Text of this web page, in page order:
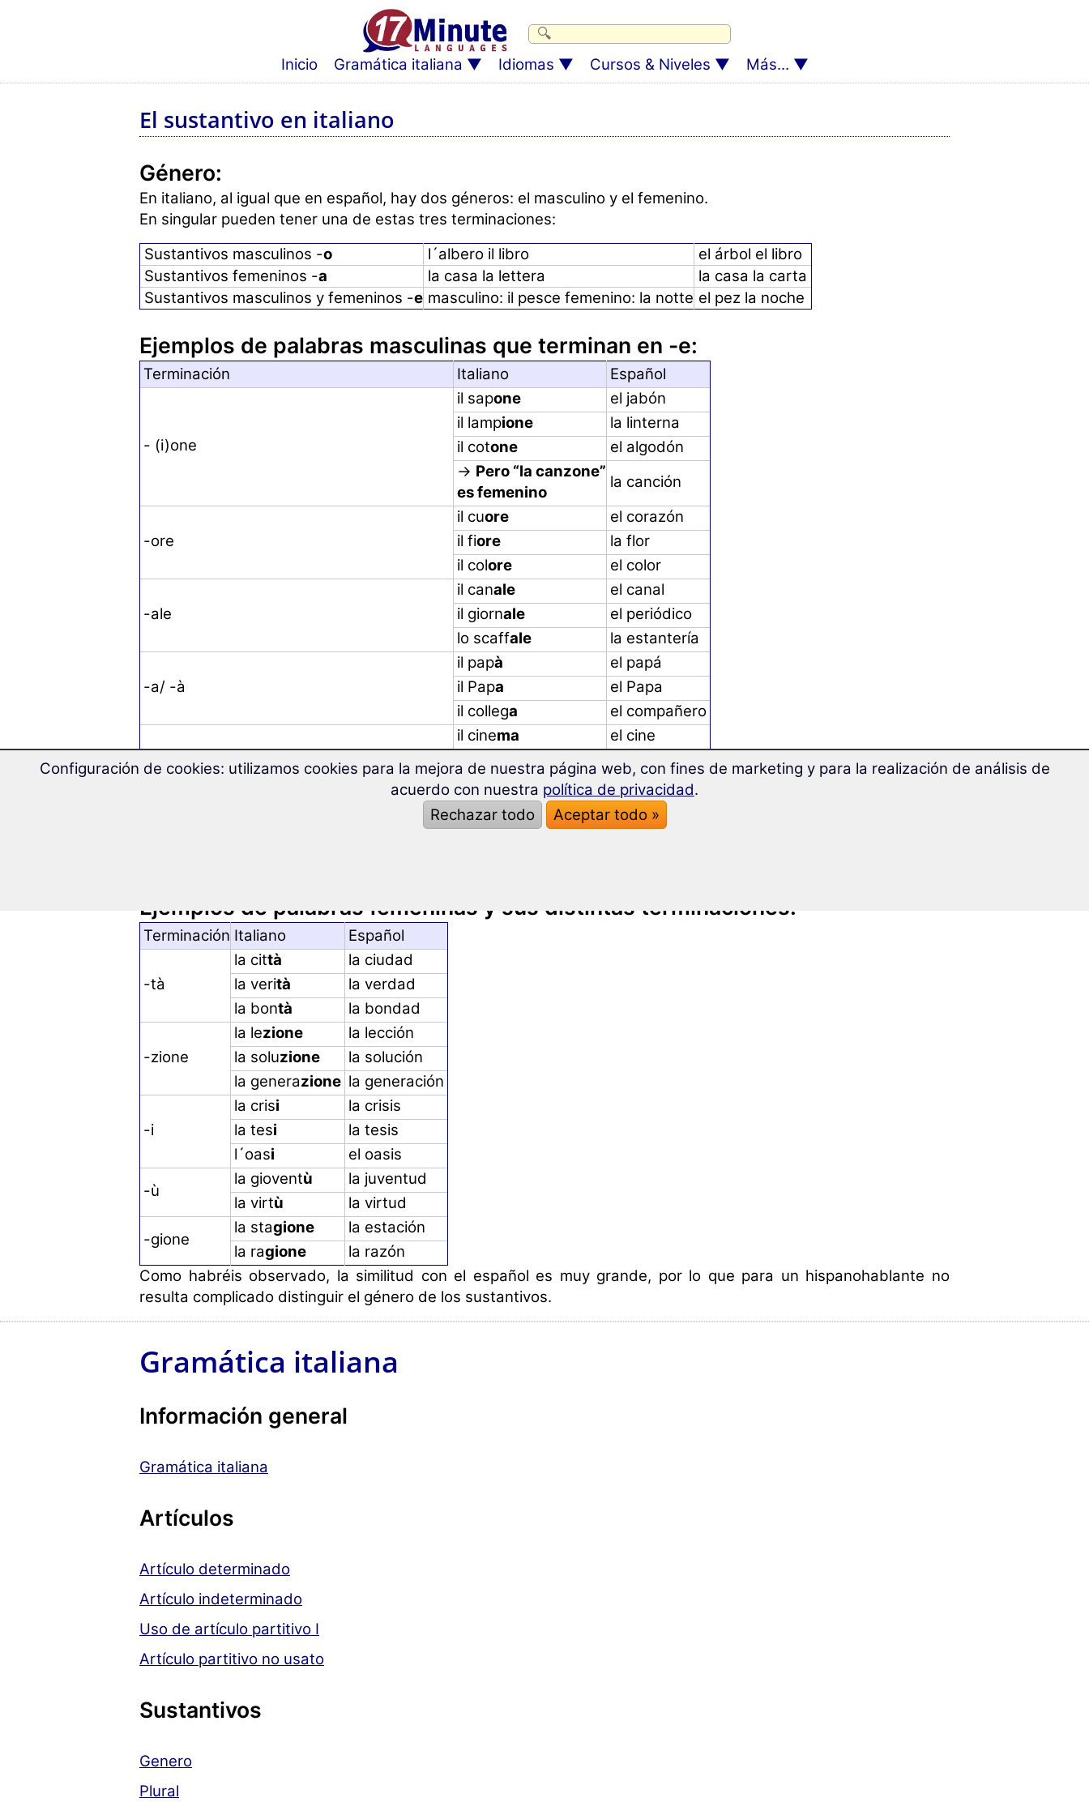
Inicio Gramática italiana Idiomas Cursos & Niveles Más...
El sustantivo en italiano
Género:
En italiano, al igual que en español, hay dos géneros: el masculino y el femenino.
En singular pueden tener una de estas tres terminaciones:
Sustantivos masculinos -o l´albero il libro
el árbol el libro
Sustantivos femeninos -a la casa la lettera
la casa la carta
Sustantivos masculinos y femeninos -e masculino: il pesce femenino: la notte el pez la noche
Ejemplos de palabras masculinas que terminan en -e:
Terminación Italiano Español
- (i)one
il sapone
el jabón
il lampione
la linterna
il cotone
el algodón
→ Pero “la canzone”
es femenino
la canción
-ore
il cuore
el corazón
il fiore
la flor
il colore el color
-ale
il canale
el canal
il giornale
el periódico
lo scaffale la estantería
-a/ -à
il papà
el papá
il Papa
el Papa
il collega el compañero
-ma
il cinema
el cine
il programma
el programa
il pigiama el pijama
lo sport
el deporte
il bar
el bar
Ejemplos de palabras femeninas y sus distintas terminaciones:
Terminación Italiano Español
-tà
la città
la ciudad
la verità
la verdad
la bontà la bondad
-zione
la lezione
la lección
la soluzione
la solución
la generazione la generación
-i
la crisi
la crisis
la tesi
la tesis
l´oasi
el oasis
-ù
la gioventù
la juventud
la virtù
la virtud
-gione
la stagione
la estación
la ragione
la razón
Como habréis observado, la similitud con el español es muy grande, por lo que para un hispanohablante no
resulta complicado distinguir el género de los sustantivos.
Gramática italiana
Información general
Gramática italiana
Artículos
Artículo determinado
Artículo indeterminado
Uso de artículo partitivo I
Artículo partitivo no usato
Sustantivos
Genero
Plural
Configuración de cookies: utilizamos cookies para la mejora de nuestra página web, con fines de marketing y para la realización de análisis de
acuerdo con nuestra política de privacidad.
Rechazar todo
Aceptar todo »